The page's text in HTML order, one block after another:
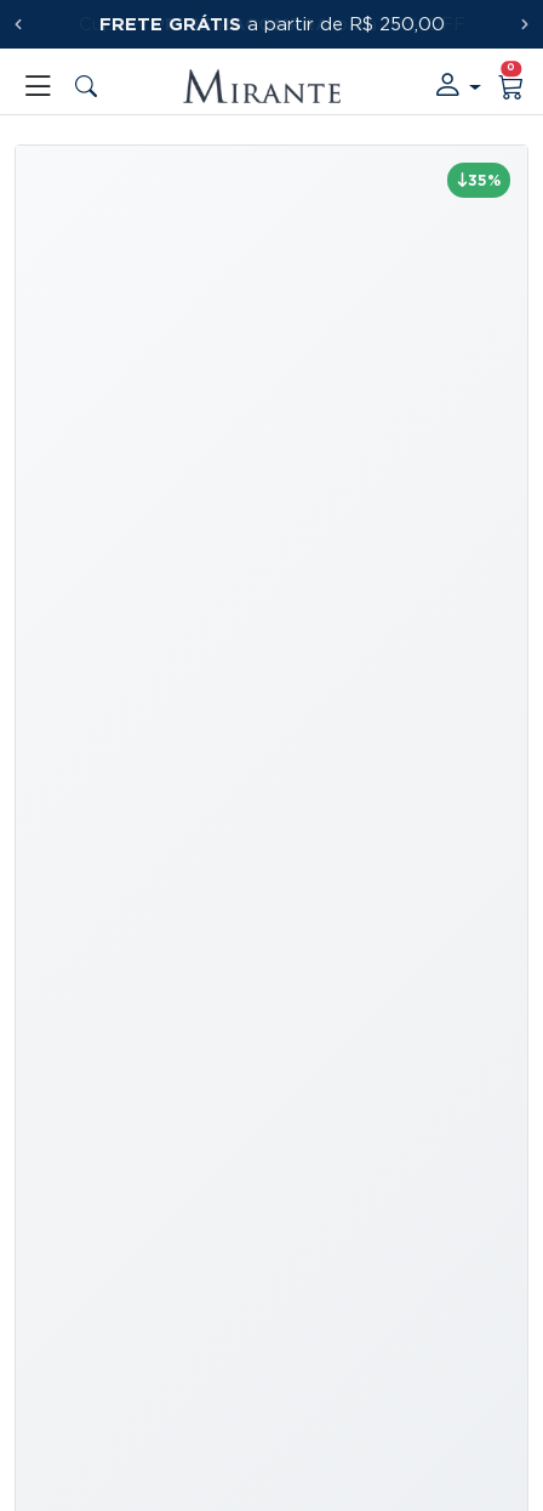
PRIMEIRACOMPRA
FRETE GRÁTIS a partir de R$ 250,00
0
35%